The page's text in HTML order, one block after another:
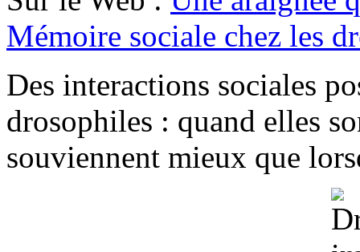
Mémoire sociale chez les
Des interactions sociales
drosophiles : quand elles
souviennent mieux que